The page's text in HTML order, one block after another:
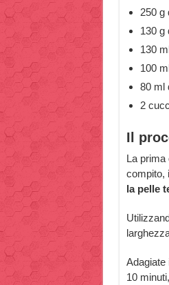
250 g
130 g
130
100
80 ml
2
Il
La prima
compito,
la pelle
Adagiate
10